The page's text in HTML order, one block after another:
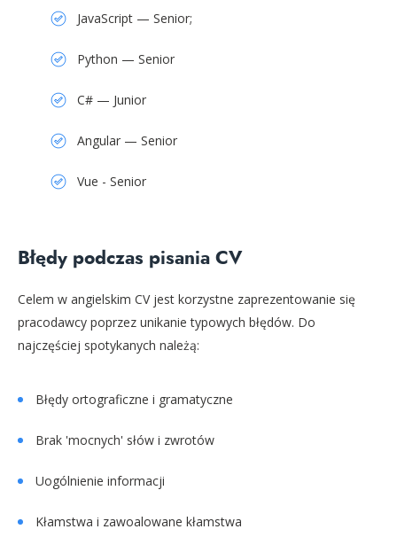
JavaScript — Senior;
Python — Senior
C# — Junior
Angular — Senior
Vue - Senior
Błędy podczas pisania CV
Celem w angielskim CV jest korzystne zaprezentowanie się
pracodawcy poprzez unikanie typowych błędów. Do
najczęściej spotykanych należą:
Błędy ortograficzne i gramatyczne
Brak 'mocnych' słów i zwrotów
Uogólnienie informacji
Kłamstwa i zawoalowane kłamstwa